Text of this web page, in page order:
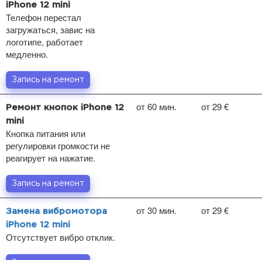
iPhone 12 mini
Телефон перестал
загружаться, завис на
логотипе, работает
медленно.
Запись на ремонт
Ремонт кнопок iPhone 12
mini
Кнопка питания или
регулировки громкости не
реагирует на нажатие.
от 60 мин. от 29 €
Запись на ремонт
Замена вибромотора
iPhone 12 mini
Отсутствует вибро отклик.
от 30 мин. от 29 €